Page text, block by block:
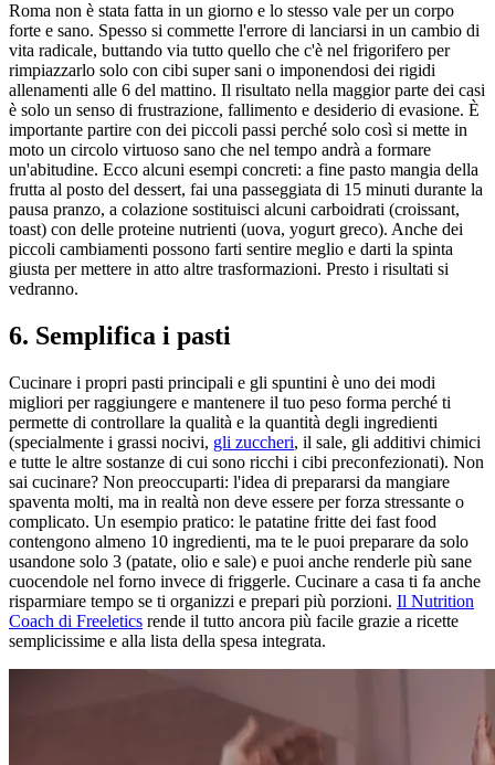
Roma non è stata fatta in un giorno e lo stesso vale per un corpo
forte e sano. Spesso si commette l'errore di lanciarsi in un cambio di
vita radicale, buttando via tutto quello che c'è nel frigorifero per
rimpiazzarlo solo con cibi super sani o imponendosi dei rigidi
allenamenti alle 6 del mattino. Il risultato nella maggior parte dei casi
è solo un senso di frustrazione, fallimento e desiderio di evasione. È
importante partire con dei piccoli passi perché solo così si mette in
moto un circolo virtuoso sano che nel tempo andrà a formare
un'abitudine. Ecco alcuni esempi concreti: a fine pasto mangia della
frutta al posto del dessert, fai una passeggiata di 15 minuti durante la
pausa pranzo, a colazione sostituisci alcuni carboidrati (croissant,
toast) con delle proteine nutrienti (uova, yogurt greco). Anche dei
piccoli cambiamenti possono farti sentire meglio e darti la spinta
giusta per mettere in atto altre trasformazioni. Presto i risultati si
vedranno.
6. Semplifica i pasti
Cucinare i propri pasti principali e gli spuntini è uno dei modi
migliori per raggiungere e mantenere il tuo peso forma perché ti
permette di controllare la qualità e la quantità degli ingredienti
(specialmente i grassi nocivi, gli zuccheri, il sale, gli additivi chimici
e tutte le altre sostanze di cui sono ricchi i cibi preconfezionati). Non
sai cucinare? Non preoccuparti: l'idea di prepararsi da mangiare
spaventa molti, ma in realtà non deve essere per forza stressante o
complicato. Un esempio pratico: le patatine fritte dei fast food
contengono almeno 10 ingredienti, ma te le puoi preparare da solo
usandone solo 3 (patate, olio e sale) e puoi anche renderle più sane
cuocendole nel forno invece di friggerle. Cucinare a casa ti fa anche
risparmiare tempo se ti organizzi e prepari più porzioni. Il Nutrition
Coach di Freeletics rende il tutto ancora più facile grazie a ricette
semplicissime e alla lista della spesa integrata.